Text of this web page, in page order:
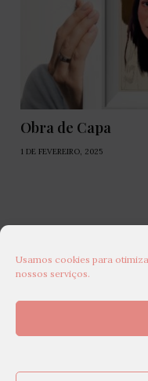
Usamos cookies para
nossos serviços.
Obra de Capa
1 DE FEVEREIRO, 2025